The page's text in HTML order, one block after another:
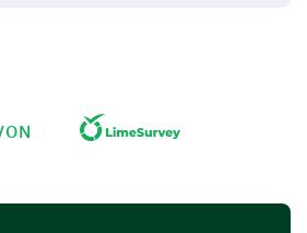
(Hiking, Bird watching, etc.)